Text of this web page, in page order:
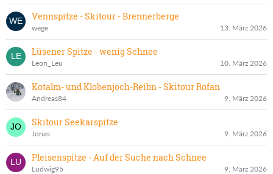
Vennspitze - Skitour - Brennerberge
wege 13. März 2026
Lüsener Spitze - wenig Schnee
Leon_Leu 10. März 2026
Kotalm- und Klobenjoch-Reibn - Skitour Rofan
Andreas84 9. März 2026
Skitour Seekarspitze
Jonas 9. März 2026
Pleisenspitze - Auf der Suche nach Schnee
Ludwig95 9. März 2026